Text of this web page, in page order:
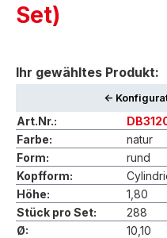
Set)
Ihr gewähltes Produkt:
<-
Art.Nr.:
Farbe:
natur
Form:
rund
Kopfform:
Höhe:
1,80
Stück pro Set:
288
Ø:
10,10